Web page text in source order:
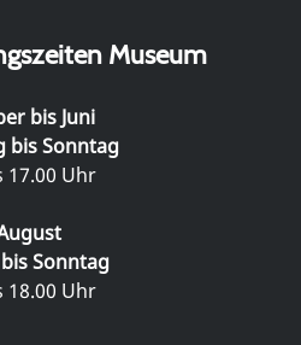
Museum
bis Juni
bis Sonntag
17.00 Uhr
Sonntag
18.00 Uhr